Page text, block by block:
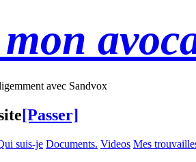
avec Sandvox
[Passer]
suis-je Documents. Videos Mes